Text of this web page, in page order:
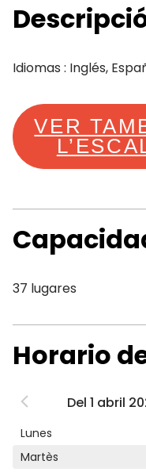
Idiomas : Inglés,
VER
37 lugares
Horario
Del 1 abril
Lunes
Martès